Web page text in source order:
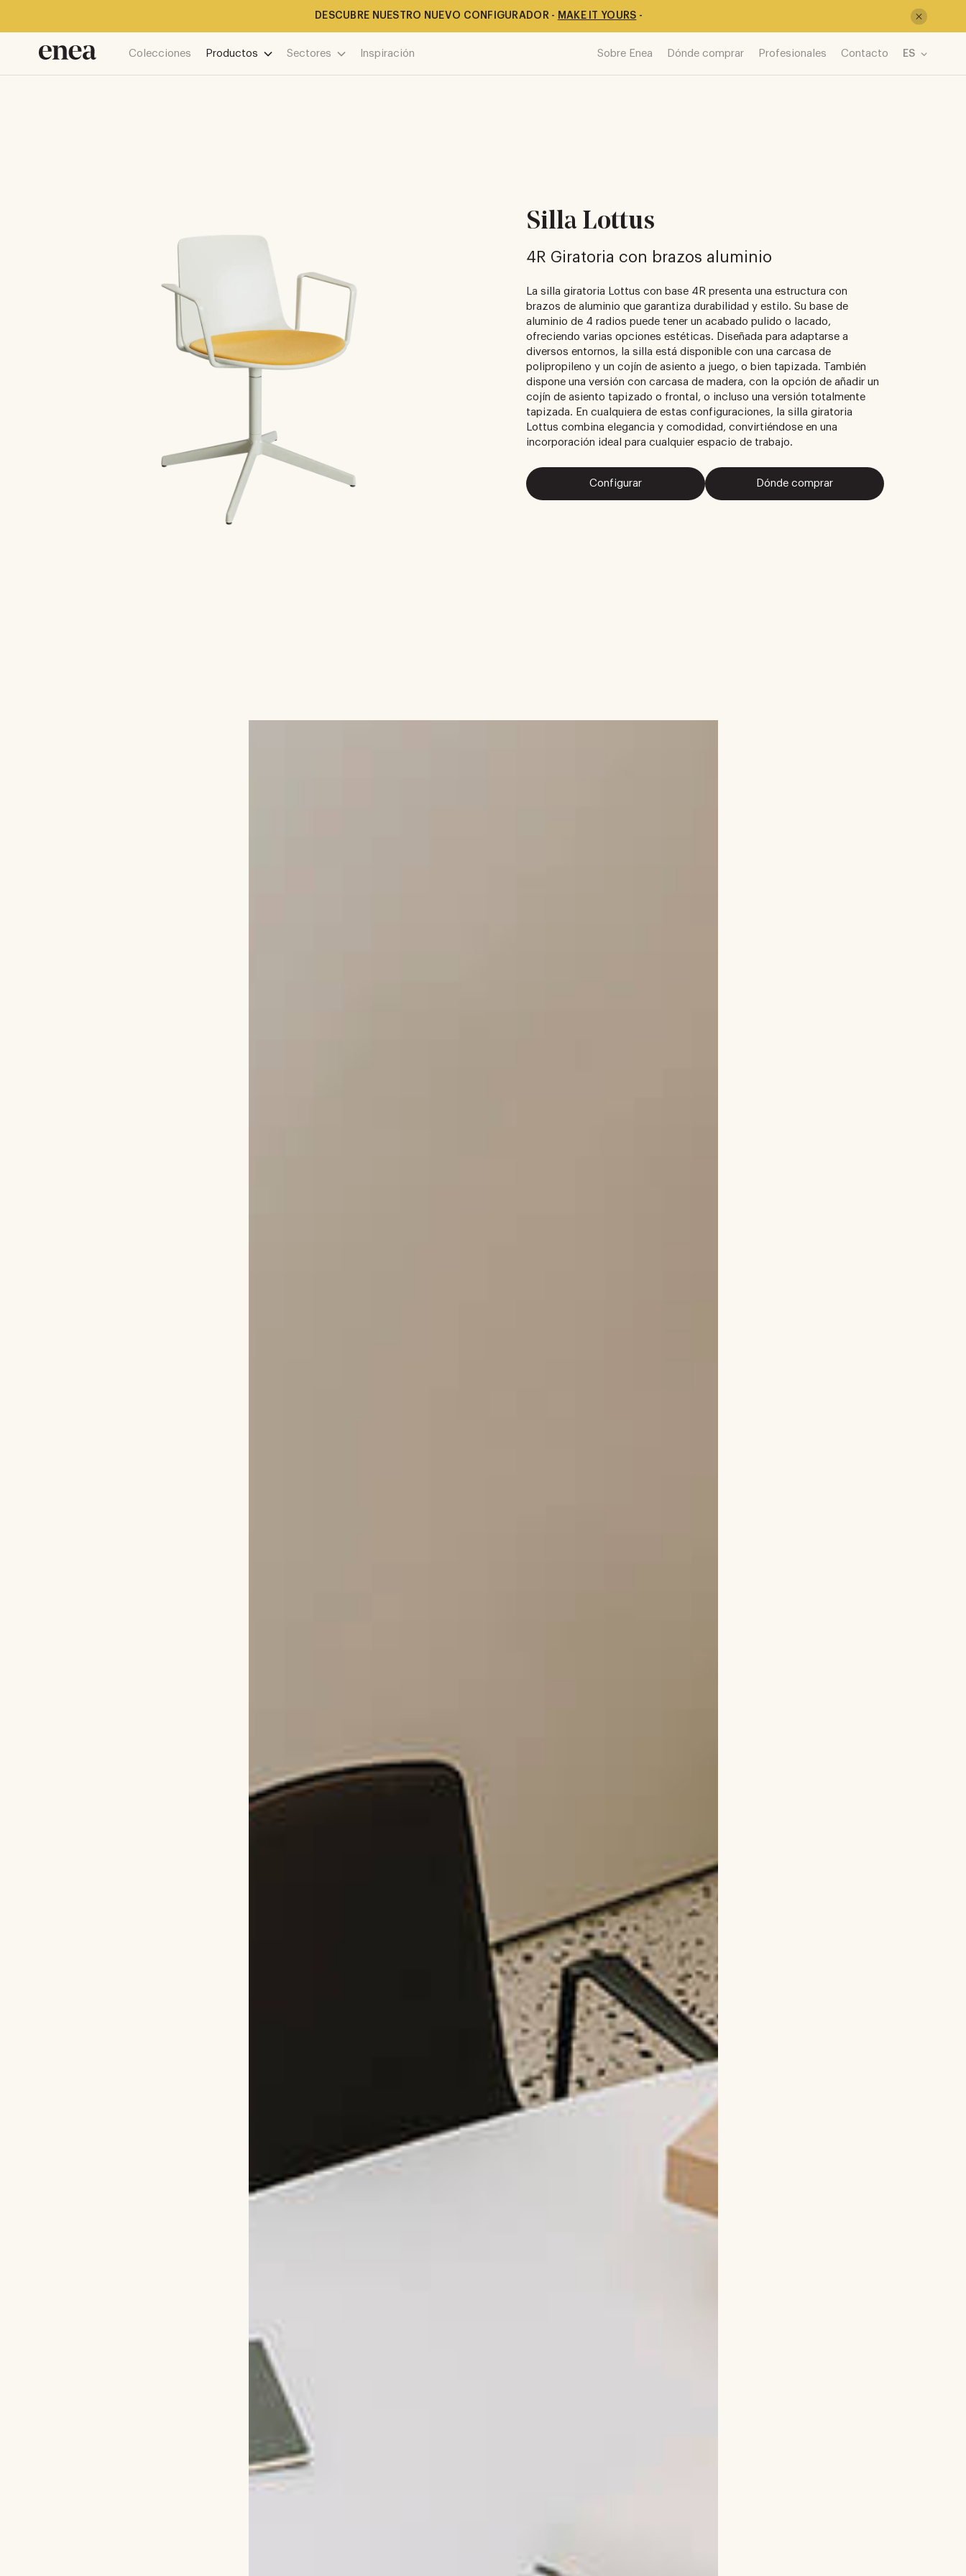
DESCUBRE NUESTRO NUEVO CONFIGURADOR - MAKE IT YOURS -
Colecciones Productos Sectores Inspiración Sobre Enea Dónde comprar Profesionales Contacto ES
Silla Lottus
4R Giratoria con brazos aluminio
La silla giratoria Lottus con base 4R presenta una estructura con
brazos de aluminio que garantiza durabilidad y estilo. Su base de
aluminio de 4 radios puede tener un acabado pulido o lacado,
ofreciendo varias opciones estéticas. Diseñada para adaptarse a
diversos entornos, la silla está disponible con una carcasa de
polipropileno y un cojín de asiento a juego, o bien tapizada. También
dispone una versión con carcasa de madera, con la opción de añadir un
cojín de asiento tapizado o frontal, o incluso una versión totalmente
tapizada. En cualquiera de estas configuraciones, la silla giratoria
Lottus combina elegancia y comodidad, convirtiéndose en una
incorporación ideal para cualquier espacio de trabajo.
Configurar Dónde comprar